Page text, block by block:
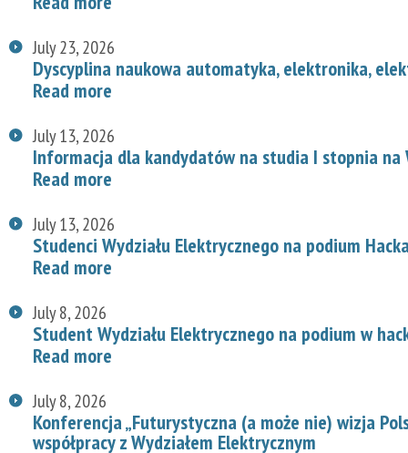
July 23, 2026
Dyscyplina naukowa automatyka, elektronika,
Read more
July 13, 2026
Informacja dla kandydatów na studia I stopnia na
Read more
July 13, 2026
Studenci Wydziału Elektrycznego na podium
Read more
July 8, 2026
Student Wydziału Elektrycznego na podium w
Read more
July 8, 2026
Konferencja „Futurystyczna (a może nie) wizja
współpracy z Wydziałem Elektrycznym